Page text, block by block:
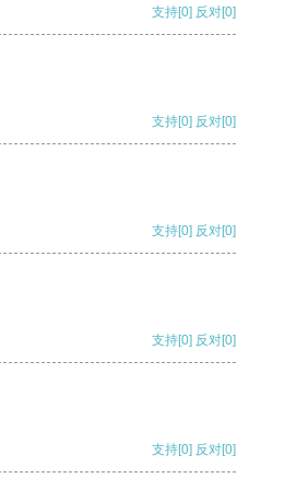
支持[0] 反对[0]
支持[0] 反对[0]
支持[0] 反对[0]
支持[0] 反对[0]
支持[0] 反对[0]